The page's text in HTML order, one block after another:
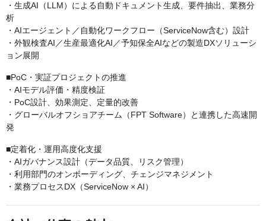
・生成AI（LLM）による自動ドキュメント生成、要件抽出、業務分
析
・AIエージェント／自動化ワークフロー（ServiceNow含む）設計
・外観検査AI／生産最適化AI／予知保全AIなどの製造DXソリューシ
ョン展開
■PoC・実証プロジェクトの推進
・AIモデル評価・精度検証
・PoC設計、効果測定、定量的改善
・グローバルオフショアチーム（FPT Software）と連携した高速開
発
■定着化・運用高度化支援
・AIガバナンス設計（データ品質、リスク管理）
・利用部門のオンボーディング、チェンジマネジメント
・業務プロセスDX（ServiceNow × AI）